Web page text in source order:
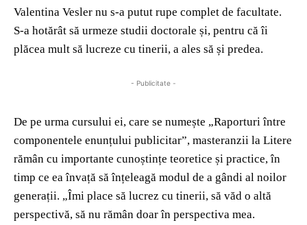
Valentina Vesler nu s-a putut rupe complet de facultate.
S-a hotărât să urmeze studii doctorale și, pentru că îi
plăcea mult să lucreze cu tinerii, a ales să și predea.
- Publicitate -
De pe urma cursului ei, care se numește „Raporturi între
componentele enunțului publicitar”, masteranzii la Litere
rămân cu importante cunoștințe teoretice și practice, în
timp ce ea învață să înțeleagă modul de a gândi al noilor
generații. „Îmi place să lucrez cu tinerii, să văd o altă
perspectivă, să nu rămân doar în perspectiva mea.